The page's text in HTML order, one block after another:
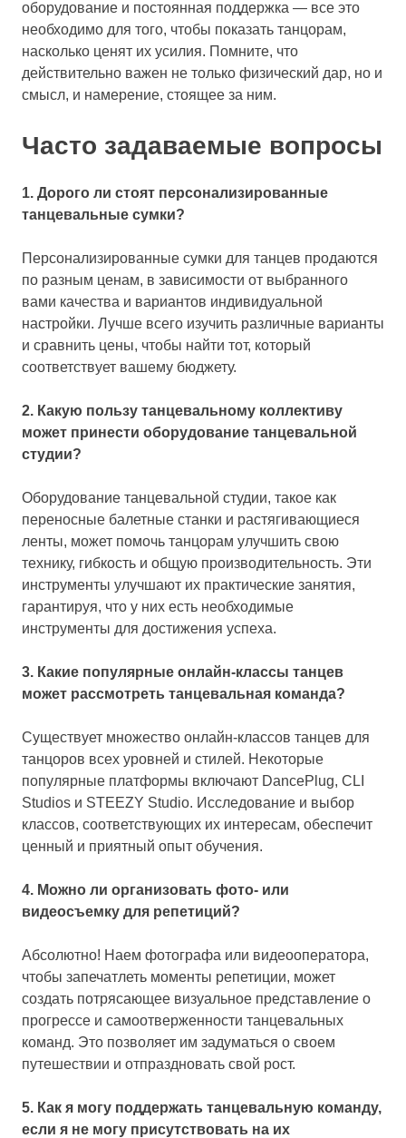
оборудование и постоянная поддержка — все это
необходимо для того, чтобы показать танцорам,
насколько ценят их усилия. Помните, что
действительно важен не только физический дар, но и
смысл, и намерение, стоящее за ним.
Часто задаваемые вопросы
1. Дорого ли стоят персонализированные
танцевальные сумки?
Персонализированные сумки для танцев продаются
по разным ценам, в зависимости от выбранного
вами качества и вариантов индивидуальной
настройки. Лучше всего изучить различные варианты
и сравнить цены, чтобы найти тот, который
соответствует вашему бюджету.
2. Какую пользу танцевальному коллективу
может принести оборудование танцевальной
студии?
Оборудование танцевальной студии, такое как
переносные балетные станки и растягивающиеся
ленты, может помочь танцорам улучшить свою
технику, гибкость и общую производительность. Эти
инструменты улучшают их практические занятия,
гарантируя, что у них есть необходимые
инструменты для достижения успеха.
3. Какие популярные онлайн-классы танцев
может рассмотреть танцевальная команда?
Существует множество онлайн-классов танцев для
танцоров всех уровней и стилей. Некоторые
популярные платформы включают DancePlug, CLI
Studios и STEEZY Studio. Исследование и выбор
классов, соответствующих их интересам, обеспечит
ценный и приятный опыт обучения.
4. Можно ли организовать фото- или
видеосъемку для репетиций?
Абсолютно! Наем фотографа или видеооператора,
чтобы запечатлеть моменты репетиции, может
создать потрясающее визуальное представление о
прогрессе и самоотверженности танцевальных
команд. Это позволяет им задуматься о своем
путешествии и отпраздновать свой рост.
5. Как я могу поддержать танцевальную команду,
если я не могу присутствовать на их